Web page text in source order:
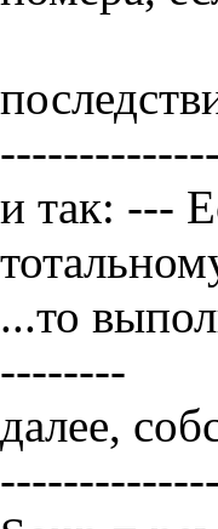
и так: ---
...то
--------
далее,